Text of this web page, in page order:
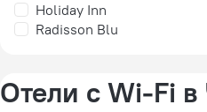
Holiday Inn
Radisson Blu
Отели с Wi-Fi